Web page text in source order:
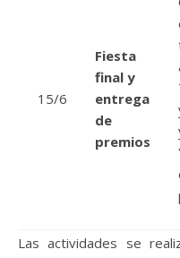
15/6
Fiesta
final y
entrega
de
premios
Las actividades se